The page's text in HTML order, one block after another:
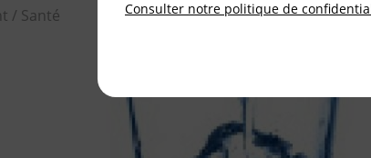
/ Santé
Consulter notre politique de